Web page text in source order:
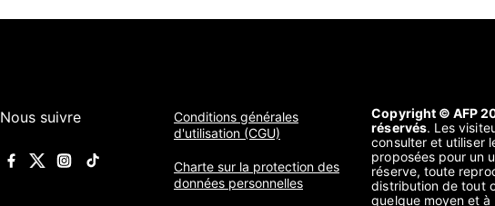
Nous suivre
Conditions générales
d'utilisation (CGU)
Charte sur la protection des
données personnelles
Copyright © AFP
réservés. Les
consulter et utiliser
proposées pour un
réserve, toute
distribution de tout
quelque moyen et